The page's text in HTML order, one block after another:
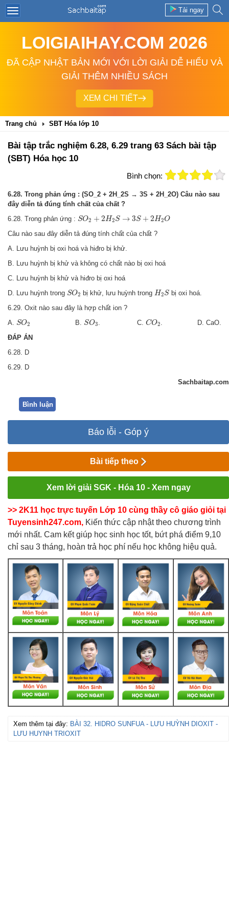
Tải ngay
LOIGIAIHAY.COM 2026
ĐÃ CẬP NHẬT BẢN MỚI VỚI LỜI GIẢI DỄ HIỂU VÀ
GIẢI THÊM NHIỀU SÁCH
XEM CHI TIẾT
Trang chủ SBT Hóa lớp 10
Bài tập trắc nghiệm 6.28, 6.29 trang 63 Sách bài tập
(SBT) Hóa học 10
Bình chọn:
6.28. Trong phản ứng : (SO_2 + 2H_2S → 3S + 2H_2O) Câu nào sau
đây diễn tả đúng tính chất của chất ?
6.28. Trong phản ứng : SO2 + 2H2S → 3S + 2H2O
SO + 2H2S→ 3 S+2 H 2O
Câu nào sau đây diễn tả đúng tính chất của chất ?
A. Lưu huỳnh bị oxi hoá và hiđro bị khử.
B. Lưu huỳnh bị khử và không có chất nào bị oxi hoá
C. Lưu huỳnh bị khử và hiđro bị oxi hoá
D. Lưu huỳnh trong SO2
SO bị khử, lưu huỳnh trongH2S
H2 Sbị oxi hoá.
6.29. Oxit nào sau đây là hợp chất ion ?
A. SO2
SO B. SO3
SO . C. CO2
CO2 . D. CaO.
ĐÁP ÁN
6.28. D
6.29. D
Sachbaitap.com
Bình luận
Báo lỗi - Góp ý
Bài tiếp theo
Xem lời giải SGK - Hóa 10 - Xem ngay
>> 2K11 học trực tuyến Lớp 10 cùng thầy cô giáo giỏi tại
Tuyensinh247.com, Kiến thức cập nhật theo chương trình
mới nhất. Cam kết giúp học sinh học tốt, bứt phá điểm 9,10
chỉ sau 3 tháng, hoàn trả học phí nếu học không hiệu quả.
Xem thêm tại đây: BÀI 32. HIDRO SUNFUA - LƯU HUỲNH DIOXIT -
LƯU HUYNH TRIOXIT